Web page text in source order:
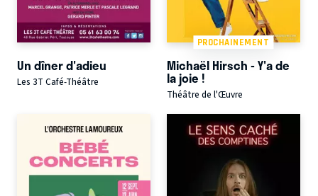
Un dîner d'adieu
Les 3T Café-Théâtre
PROCHAINEMENT
Michaël Hirsch - Y'a de
la joie !
Théâtre de l'Œuvre